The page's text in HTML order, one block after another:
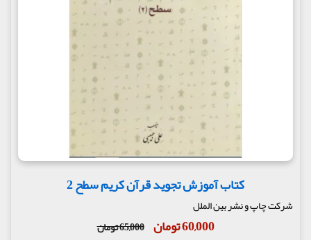
کتاب آموزش تجوید قرآن کریم سطح 2
شرکت چاپ و نشر بین الملل
60,000 تومان 65,000 تومان